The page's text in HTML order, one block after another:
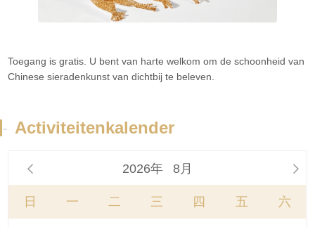
Toegang is gratis. U bent van harte welkom om de schoonheid van
Chinese sieradenkunst van dichtbij te beleven.
- Activiteitenkalender
 2026年 8月 
日 一 二 三 四 五 六